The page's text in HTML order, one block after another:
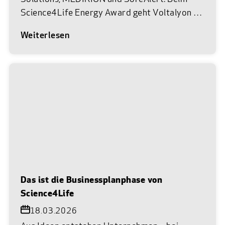
Science4Life Energy Award geht Voltalyon als
wieder so weit. Im Museum Reinhard Ernst in
Science4Life Energy Award ausgezeichnet.
Vor Ort in bester Location feierten und
netzwerkten die Teams mit
Branchenexperten, Förderern und anderen
Weiterlesen
Das ist die Businessplanphase von
Science4Life
18.03.2026